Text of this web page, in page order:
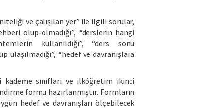
ve çalışılan yer” ile ilgili sorular,
olup-olmadığı”, “derslerin hangi
kullanıldığı”, “ders sonu
ulaşılmadığı”, “hedef ve davranışlara
kademe sınıfları ve ilköğretim ikinci
formu hazırlanmıştır. Formların
hedef ve davranışları ölçebilecek